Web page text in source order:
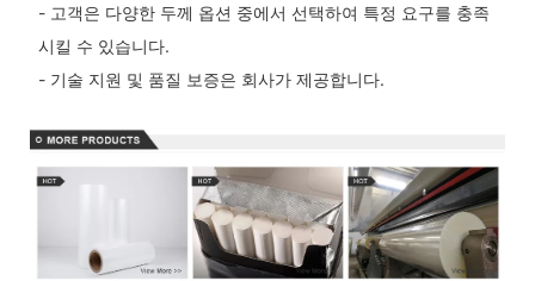
- 고객은 다양한 두께 옵션 중에서 선택하여 특정 요구를 충족
시킬 수 있습니다.
- 기술 지원 및 품질 보증은 회사가 제공합니다.